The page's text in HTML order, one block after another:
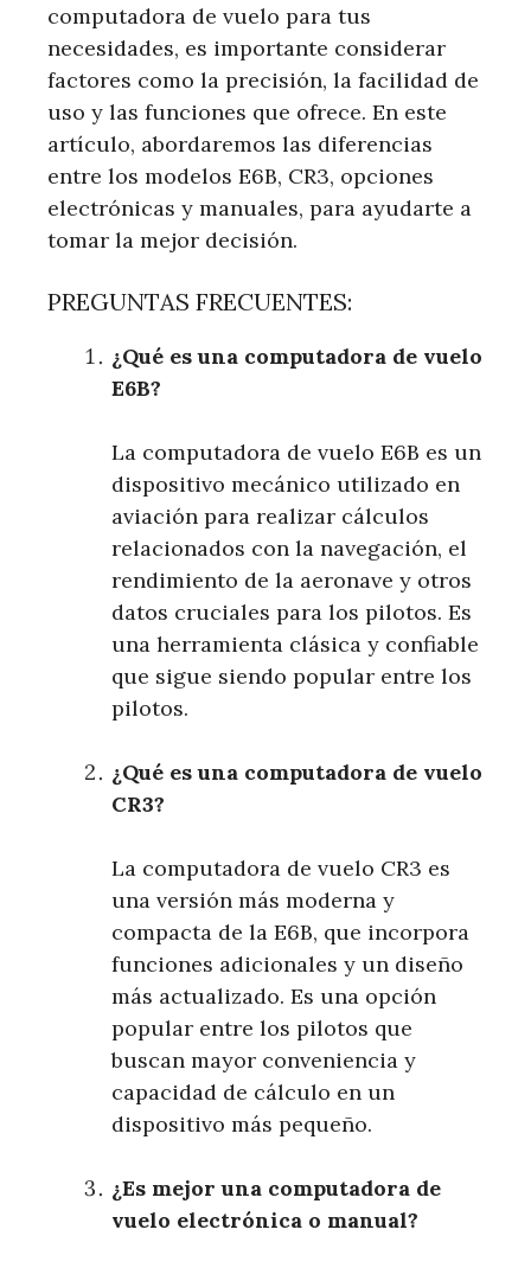
computadora de vuelo para tus
necesidades, es importante considerar
factores como la precisión, la facilidad de
uso y las funciones que ofrece. En este
artículo, abordaremos las diferencias
entre los modelos E6B, CR3, opciones
electrónicas y manuales, para ayudarte a
tomar la mejor decisión.
PREGUNTAS FRECUENTES:
¿Qué es una computadora de vuelo
E6B?
La computadora de vuelo E6B es un
dispositivo mecánico utilizado en
aviación para realizar cálculos
relacionados con la navegación, el
rendimiento de la aeronave y otros
datos cruciales para los pilotos. Es
una herramienta clásica y confiable
que sigue siendo popular entre los
pilotos.
¿Qué es una computadora de vuelo
CR3?
La computadora de vuelo CR3 es
una versión más moderna y
compacta de la E6B, que incorpora
funciones adicionales y un diseño
más actualizado. Es una opción
popular entre los pilotos que
buscan mayor conveniencia y
capacidad de cálculo en un
dispositivo más pequeño.
¿Es mejor una computadora de
vuelo electrónica o manual?